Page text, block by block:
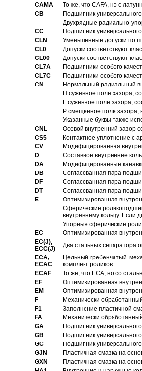
CAMA
То же, что CAFA, но с
CB
Подшипник
Двухрядные радиально-
CC
Подшипник
CLN
Уменьшенные допуски по
CL0
Допуски соответствуют
CL00
Допуски соответствуют
CL7A
Подшипники особого
CL7C
Подшипники особого
CN
Hормальный радиальный
H суженное поле зазора,
L суженное поле зазора,
P смещенное поле зазора,
Указанные буквы также
CNL
Осевой внутренний зазор
CS5
Контактное уплотнение с
CV
Модифицированная
D
Составное внутреннее
DA
Модифицированные
DB
Согласованная пара
DF
Согласованная пара
DT
Согласованная пара
E
Оптимизированная
Сферические
внутреннему кольцу. Если
Упорные сферические
EC
Oптимизированная
EC(J),
ECC(J)
Два стальных сепаратора
ECA,
ECAC
Цельный гребенчатый
комплект роликов
ECAF
То же, что ECA, но со
EF
Оптимизированная
EM
Оптимизированная
F
Механически
F1
Заполнение пластичной
FA
Механически
GA
Подшипник
GB
Подшипник
GC
Подшипник
GJN
Пластичная смазка на
GXN
Пластичная смазка на